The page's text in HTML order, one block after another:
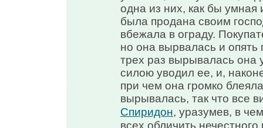
одна из них, как бы
была продана своим
вбежала в ограду.
но она вырвалась и
трех раз вырывалась она
силою уводил ее, и,
при чем она громко
вырывалась, так что все
Спиридон, уразумев, в
всех обличить